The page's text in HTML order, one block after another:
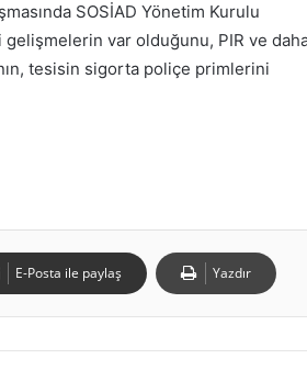
SOSİAD Yönetim Kurulu
var olduğunu, PIR ve
tesisin sigorta poliçe primlerini
E-Posta ile paylaş Yazdır